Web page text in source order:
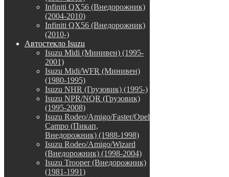
Infiniti QX56 (Внедорожник)
(2004-2010)
Infiniti QX56 (Внедорожник)
(2010-)
Автостекло Isuzu
Isuzu Midi (Минивен) (1995-
2001)
Isuzu Midi/WFR (Минивен)
(1980-1995)
Isuzu NHR (Грузовик) (1995-)
Isuzu NPR/NQR (Грузовик)
(1995-2008)
Isuzu Rodeo/Amigo/Faster/Opel
Campo (Пикап,
Внедорожник) (1988-1998)
Isuzu Rodeo/Amigo/Wizard
(Внедорожник) (1998-2004)
Isuzu Trooper (Внедорожник)
(1981-1991)